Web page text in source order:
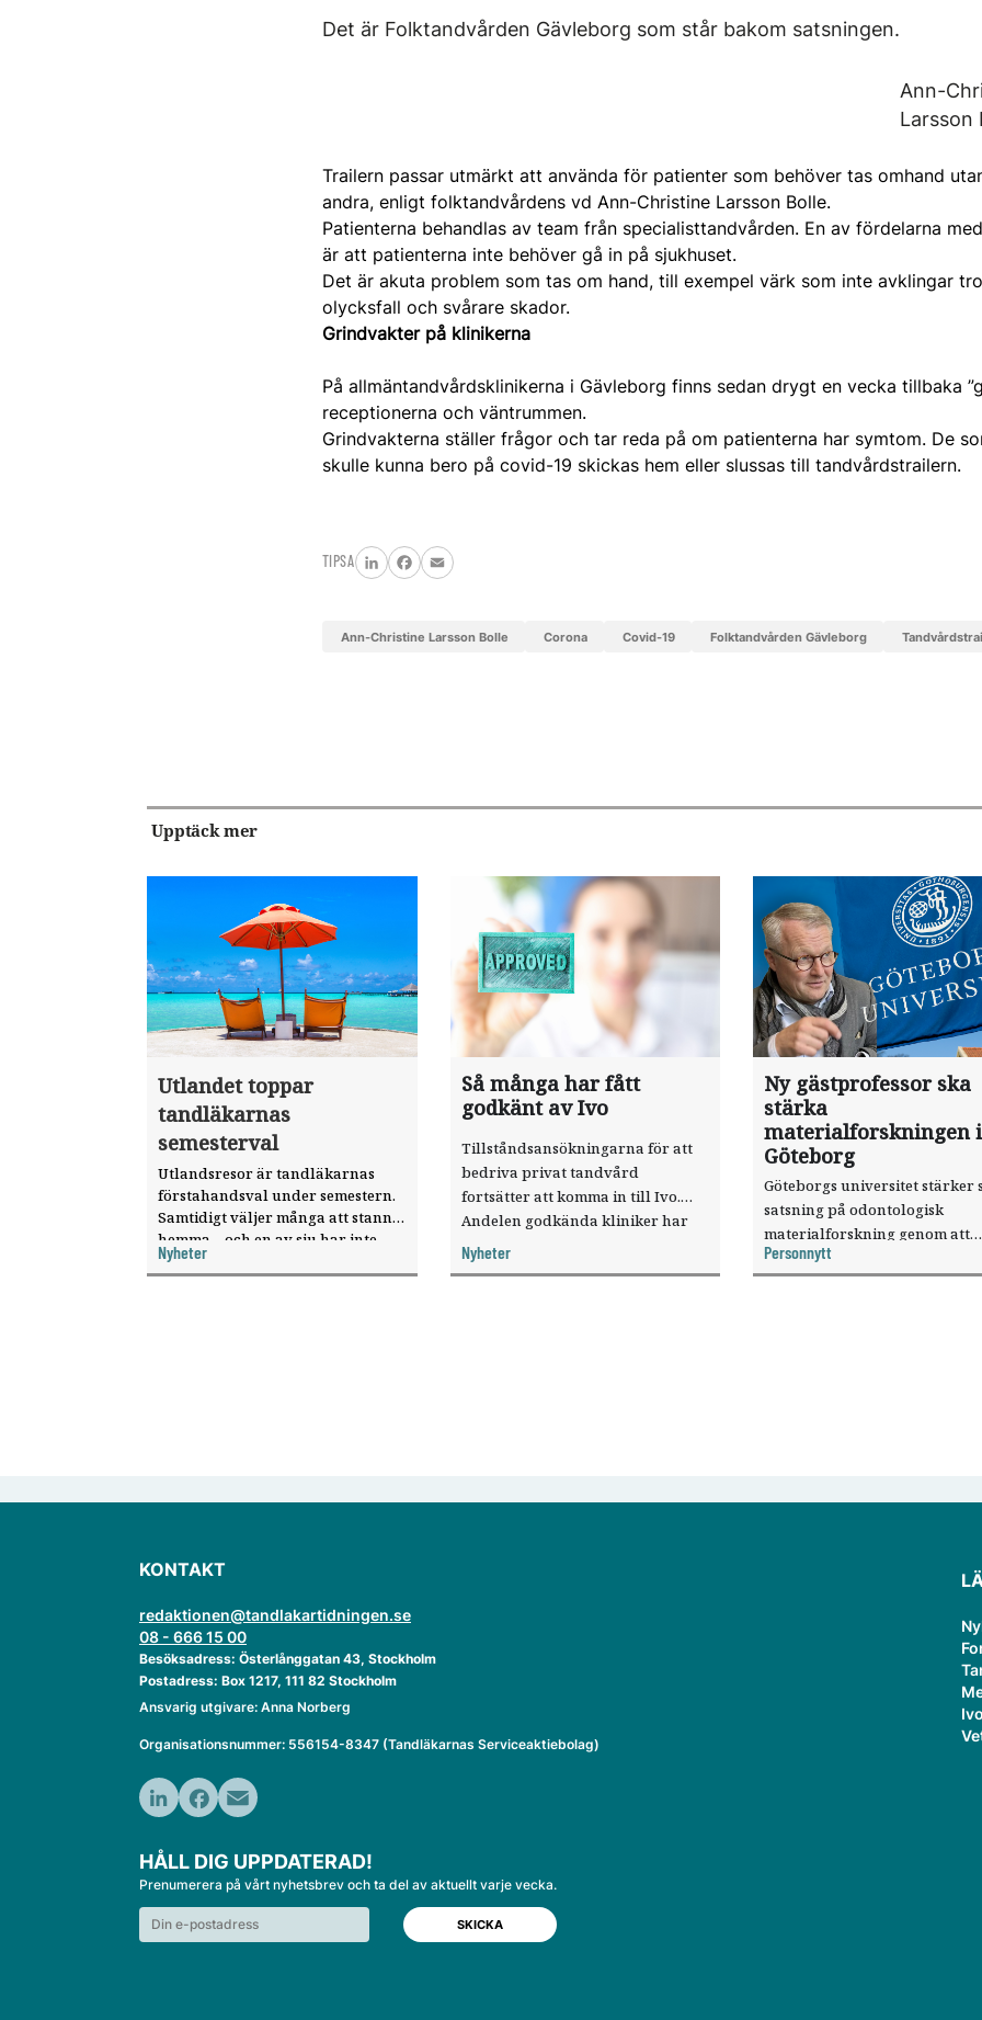
Det är Folktandvården Gävleborg som står bakom satsningen.
Ann-
Larsson
Trailern passar utmärkt att använda för patienter som behöver tas omhand
andra, enligt folktandvårdens vd Ann-Christine Larsson Bolle.
Patienterna behandlas av team från specialisttandvården. En av fördelarna
är att patienterna inte behöver gå in på sjukhuset.
Det är akuta problem som tas om hand, till exempel värk som inte avklingar
olycksfall och svårare skador.
Grindvakter på klinikerna
På allmäntandvårdsklinikerna i Gävleborg finns sedan drygt en vecka tillbaka
receptionerna och väntrummen.
Grindvakterna ställer frågor och tar reda på om patienterna har symtom. De
skulle kunna bero på covid-19 skickas hem eller slussas till tandvårdstrailern.
TIPSA
LinkedInFacebook
Email
Ann-Christine Larsson Bolle corona covid-19 Folktandvården Gävleborg
Upptäck mer
Utlandet toppar
tandläkarnas
semesterval
Utlandsresor är tandläkarnas
förstahandsval under semestern.
Samtidigt väljer många att stanna
hemma – och en av sju har inte
haft någon sommarledighet alls,
enligt "månadens fråga".
Nyheter
Så många har fått
godkänt av Ivo
Tillståndsansökningarna för att
bedriva privat tandvård
fortsätter att komma in till Ivo.
Andelen godkända kliniker har
ökat, visar nya siffror.
Nyheter
Ny gästprofessor ska
stärka
materialforskningen i
Göteborg
Göteborgs universitet stärker
satsning på odontologisk
materialforskning genom att
knyta forskaren Pekka
verksamheten som
Personnytt
KONTAKT
redaktionen@tandlakartidningen.se
08 - 666 15 00
Besöksadress: Österlånggatan 43, Stockholm
Postadress: Box 1217, 111 82 Stockholm
Ansvarig utgivare: Anna Norberg
Organisationsnummer: 556154-8347 (Tandläkarnas Serviceaktiebolag)
HÅLL DIG UPPDATERAD!
Prenumerera på vårt nyhetsbrev och ta del av aktuellt varje vecka.